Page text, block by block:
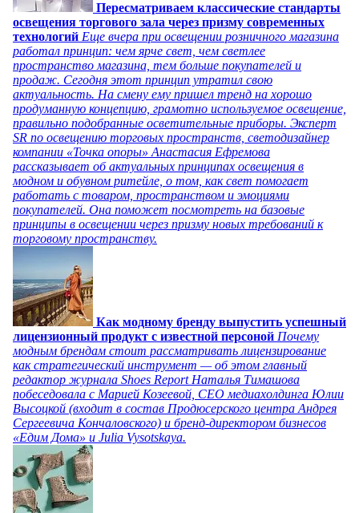
Пересматриваем классические стандарты
освещения торгового зала через призму современных
технологий Еще вчера при освещении розничного магазина
работал принцип: чем ярче свет, чем светлее
пространство магазина, тем больше покупателей и
продаж. Сегодня этот принцип утратил свою
актуальность. На смену ему пришел тренд на хорошо
продуманную концепцию, грамотно используемое освещение,
правильно подобранные осветительные приборы. Эксперт
SR по освещению торговых пространств, светодизайнер
компании «Точка опоры» Анастасия Ефремова
рассказывает об актуальных принципах освещения в
модном и обувном ритейле, о том, как свет помогает
работать с товаром, пространством и эмоциями
покупателей. Она поможет посмотреть на базовые
принципы в освещении через призму новых требований к
торговому пространству.
Как модному бренду выпустить успешный
лицензионный продукт с известной персоной Почему
модным брендам стоит рассматривать лицензирование
как стратегический инструмент — об этом главный
редактор журнала Shoes Report Наталья Тимашова
побеседовала с Марией Козеевой, СЕО медиахолдинга Юлии
Высоцкой (входит в состав Продюсерского центра Андрея
Сергеевича Кончаловского) и бренд-директором бизнесов
«Едим Дома» и Julia Vysotskaya.